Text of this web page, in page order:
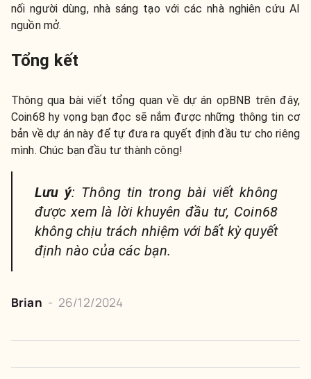
nối người dùng, nhà sáng tạo với các nhà nghiên cứu AI
nguồn mở.
Tổng kết
Thông qua bài viết tổng quan về dự án opBNB trên đây,
Coin68 hy vọng bạn đọc sẽ nắm được những thông tin cơ
bản về dự án này để tự đưa ra quyết định đầu tư cho riêng
mình. Chúc bạn đầu tư thành công!
Lưu ý: Thông tin trong bài viết không
được xem là lời khuyên đầu tư, Coin68
không chịu trách nhiệm với bất kỳ quyết
định nào của các bạn.
Brian - 26/12/2024